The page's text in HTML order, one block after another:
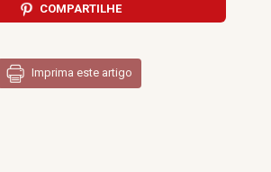
COMPARTILHE
Imprima este artigo